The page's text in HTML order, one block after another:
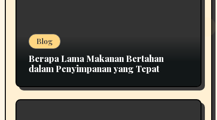
Blog
Berapa Lama Makanan Bertahan
dalam Penyimpanan yang Tepat